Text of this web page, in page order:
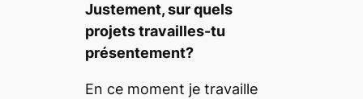
Justement, sur quels
projets travailles-tu
présentement?
En ce moment je travaille